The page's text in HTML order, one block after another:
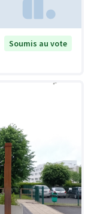
Soumis au vote